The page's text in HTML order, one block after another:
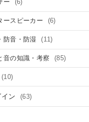
ー (6)
ースピーカー (6)
防音・防湿 (11)
音の知識・考察 (85)
(10)
ン (63)